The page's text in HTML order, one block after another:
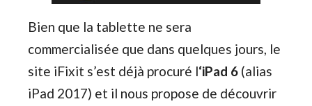
Bien que la tablette ne sera
commercialisée que dans quelques jours, le
site iFixit s’est déjà procuré l‘iPad 6 (alias
iPad 2017) et il nous propose de découvrir